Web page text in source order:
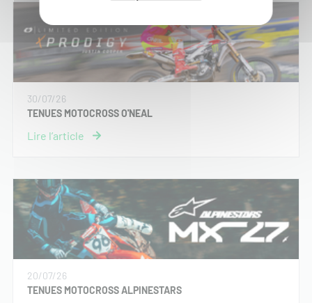
30/07/26
TENUES MOTOCROSS O'NEAL
20/07/26
TENUES MOTOCROSS ALPINESTARS